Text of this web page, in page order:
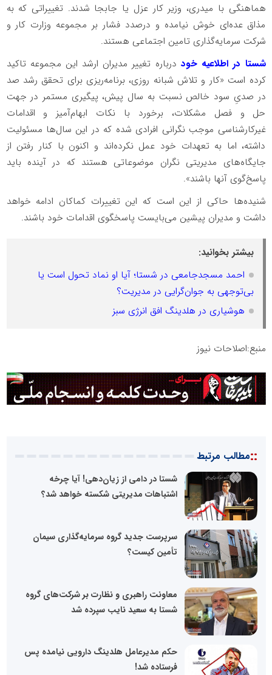
هماهنگی با میدری، وزیر کار عزل یا جابجا شدند. تغییراتی که به
مذاق عده‌ای خوش نیامده و درصدد فشار بر مجموعه وزارت کار و
شرکت سرمایه‌گذاری تامین اجتماعی هستند.
شستا در اطلاعیه خود درباره تغییر مدیران ارشد این مجموعه تاکید
کرده است «کار و تلاش شبانه روزی، برنامه‌ریزی برای تحقق رشد صد
در صدیِ سود خالص نسبت به سال پیش، پیگیری مستمر در جهت
حل و فصل مشکلات، برخورد با نکات ابهام‌آمیز و اقدامات
غیرکارشناسی موجب نگرانی افرادی شده که در این سال‌ها مسئولیت
داشته، اما به تعهدات خود عمل نکرده‌اند و اکنون با کنار رفتن از
جایگاه‌های مدیریتی نگران موضوعاتی هستند که در آینده باید
پاسخ‌گوی آنها باشند».
شنیده‌ها حاکی از این است که این تغییرات کماکان ادامه خواهد
داشت و مدیران پیشین می‌بایست پاسخگوی اقدامات خود باشند.
بیشتر بخوانید:
احمد مسجدجامعی در شستا؛ آیا او نماد تحول است یا
بی‌توجهی به جوان‌گرایی در مدیریت؟
هوشیاری در هلدینگ افق انرژی سبز
منبع:اصلاحات نیوز
::مطالب مرتبط
شستا در دامی از زیان‌دهی! آیا چرخه
اشتباهات مدیریتی شکسته خواهد شد؟
سرپرست جدید گروه سرمایه‌گذاری سیمان
تأمین کیست؟
معاونت راهبری و نظارت بر شرکت‌های گروه
شستا به سعید نایب سپرده شد
حکم مدیرعامل هلدینگ دارویی نیامده پس
فرستاده شد!